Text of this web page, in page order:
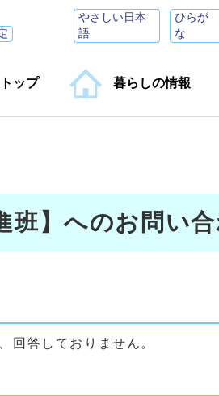
やさしい日本
語
ひらが
な
トップ 暮らしの情報
班】へのお問い
回答しておりません。